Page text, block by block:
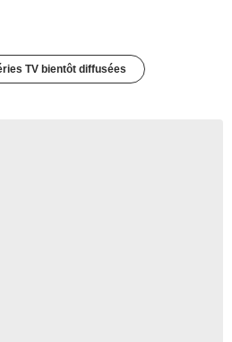
TV bientôt diffusées